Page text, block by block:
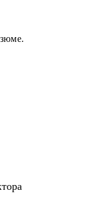
и системное
аналитика